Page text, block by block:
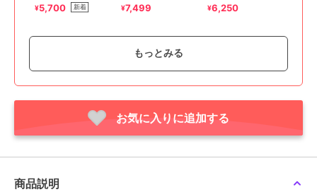
¥5,700 新着
ー
¥7,499
¥6,250
アリーム
エットニットプルオーバ
もっとみる
お気に入りに追加する
商品説明